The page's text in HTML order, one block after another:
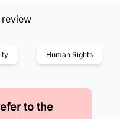
Human Rights
to the